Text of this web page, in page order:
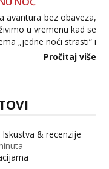
avantura bez obaveza,
u vremenu kad se
„jedne noći strasti“ i
misle žene, a što
Pročitaj više
Iskustva & recenzije